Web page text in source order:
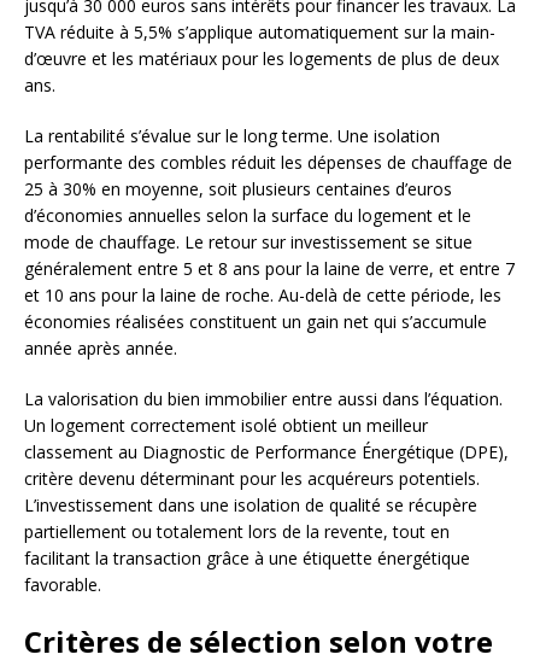
jusqu’à 30 000 euros sans intérêts pour financer les travaux. La
TVA réduite à 5,5% s’applique automatiquement sur la main-
d’œuvre et les matériaux pour les logements de plus de deux
ans.
La rentabilité s’évalue sur le long terme. Une isolation
performante des combles réduit les dépenses de chauffage de
25 à 30% en moyenne, soit plusieurs centaines d’euros
d’économies annuelles selon la surface du logement et le
mode de chauffage. Le retour sur investissement se situe
généralement entre 5 et 8 ans pour la laine de verre, et entre 7
et 10 ans pour la laine de roche. Au-delà de cette période, les
économies réalisées constituent un gain net qui s’accumule
année après année.
La valorisation du bien immobilier entre aussi dans l’équation.
Un logement correctement isolé obtient un meilleur
classement au Diagnostic de Performance Énergétique (DPE),
critère devenu déterminant pour les acquéreurs potentiels.
L’investissement dans une isolation de qualité se récupère
partiellement ou totalement lors de la revente, tout en
facilitant la transaction grâce à une étiquette énergétique
favorable.
Critères de sélection selon votre